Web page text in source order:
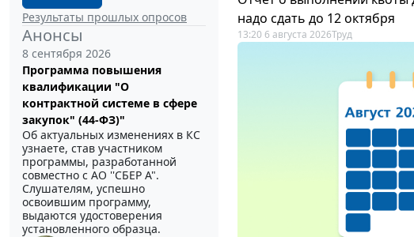
Результаты прошлых опросов
Анонсы
8 сентября 2026
Программа повышения
квалификации "О
контрактной системе в сфере
закупок" (44-ФЗ)"
Об актуальных изменениях в КС
узнаете, став участником
программы, разработанной
совместно с АО ''СБЕР А".
Слушателям, успешно
освоившим программу,
выдаются удостоверения
установленного образца.
надо сдать до 12 октября
13:20 6 августа 2026Труд